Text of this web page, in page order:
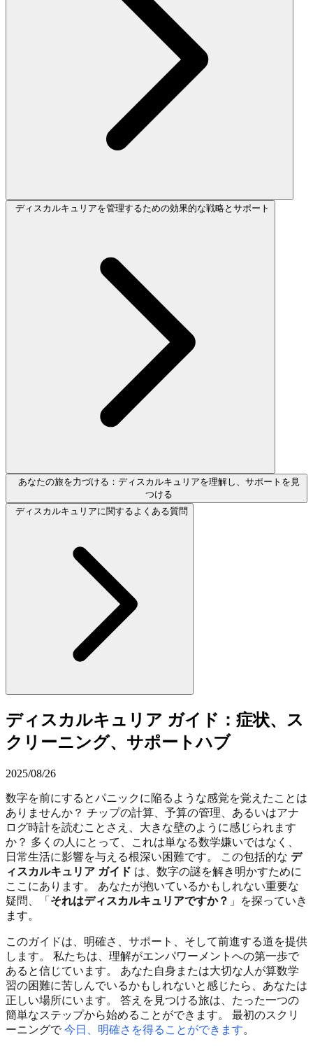
ディスカルキュリアを管理するための効果的な戦略とサポート
あなたの旅を力づける：ディスカルキュリアを理解し、サポートを見
つける
ディスカルキュリアに関するよくある質問
ディスカルキュリア ガイド：症状、ス
クリーニング、サポートハブ
2025/08/26
数字を前にするとパニックに陥るような感覚を覚えたことは
ありませんか？ チップの計算、予算の管理、あるいはアナ
ログ時計を読むことさえ、大きな壁のように感じられます
か？ 多くの人にとって、これは単なる数学嫌いではなく、
日常生活に影響を与える根深い困難です。 この包括的な デ
ィスカルキュリア ガイド は、数字の謎を解き明かすために
ここにあります。 あなたが抱いているかもしれない重要な
疑問、「 それはディスカルキュリアですか？ 」を探っていき
ます。
このガイドは、明確さ、サポート、そして前進する道を提供
します。 私たちは、理解がエンパワーメントへの第一歩で
あると信じています。 あなた自身または大切な人が算数学
習の困難に苦しんでいるかもしれないと感じたら、あなたは
正しい場所にいます。 答えを見つける旅は、たった一つの
簡単なステップから始めることができます。 最初のスクリ
ーニングで今日、明確さを得ることができます。